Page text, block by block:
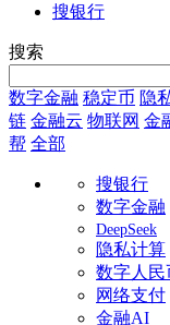
搜银行
搜索
数字金融 稳定币 隐
链 金融云 物联网 金
帮 全部
搜银行
数字金融
DeepSeek
隐私计算
数字人民
网络支付
金融AI